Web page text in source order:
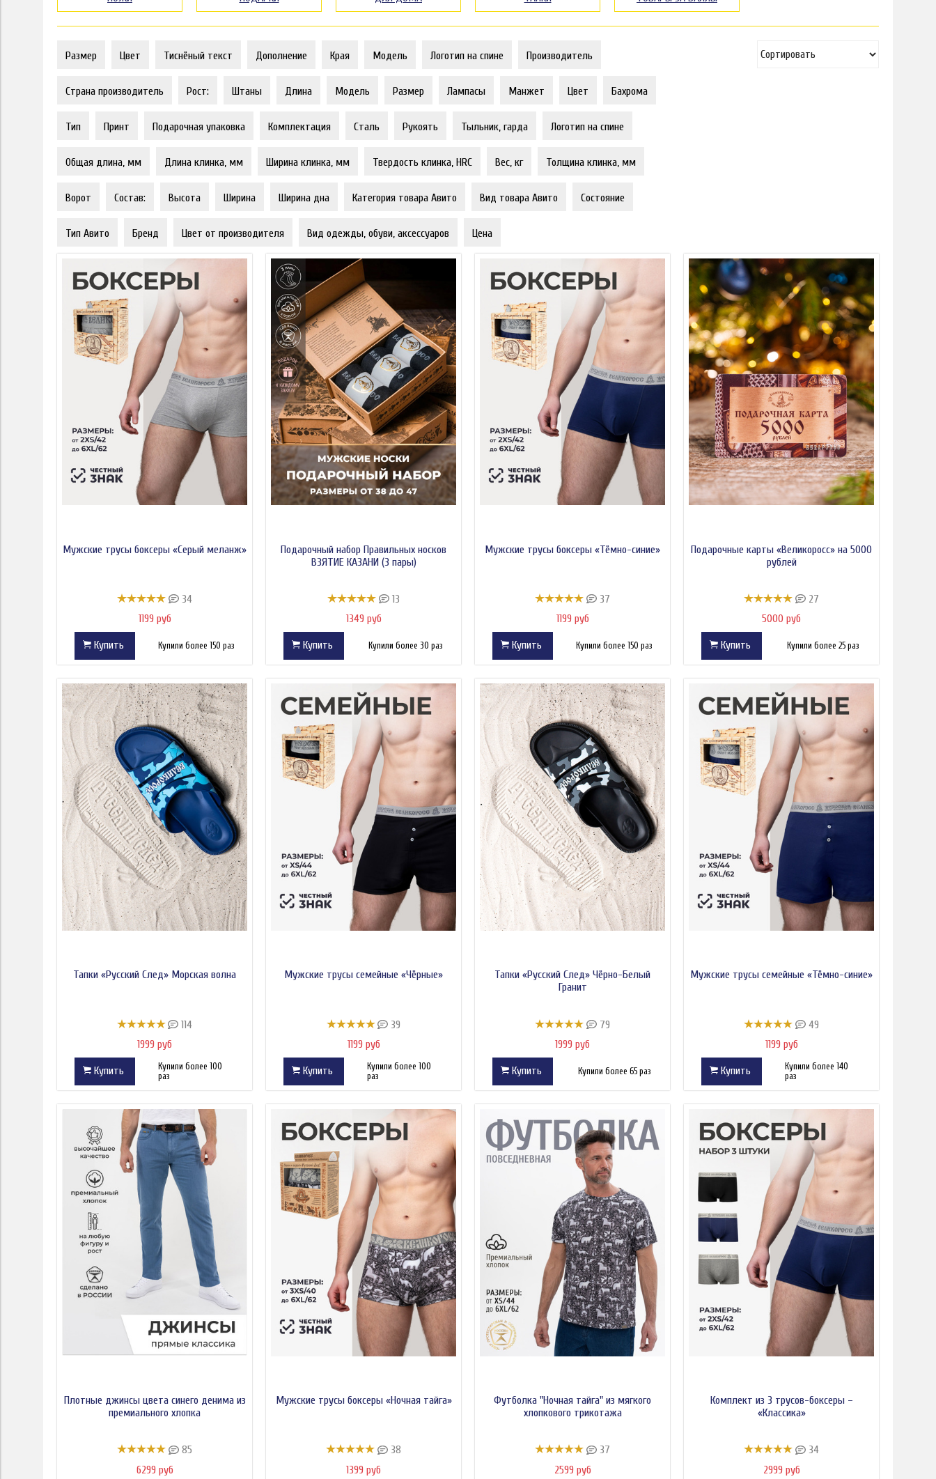
Размер Цвет Тиснёный текст Дополнение Края Модель Логотип на спине Производитель
Страна производитель Рост: Штаны Длина Модель Размер Лампасы Манжет Цвет Бахрома
Тип Принт Подарочная упаковка Комплектация Сталь Рукоять Тыльник, гарда Логотип на спине
Общая длина, мм Длина клинка, мм Ширина клинка, мм Твердость клинка, HRC Вес, кг Толщина клинка, мм
Ворот Состав: Высота Ширина Ширина дна Категория товара Авито Вид товара Авито Состояние
Тип Авито Бренд Цвет от производителя Вид одежды, обуви, аксессуаров Цена
Мужские трусы боксеры «Серый меланж»
34
1199 руб
Купить Купили более 150 раз
Подарочный набор Правильных носков
ВЗЯТИЕ КАЗАНИ (3 пары)
13
1349 руб
Купить Купили более 30 раз
Мужские трусы боксеры «Тёмно-синие»
37
1199 руб
Купить Купили более 150 раз
Подарочные карты «Великоросс» на 5000
рублей
27
5000 руб
Купить Купили более 25 раз
Тапки «Русский След» Морская волна
114
1999 руб
Купить
Купили более 100
раз
Мужские трусы семейные «Чёрные»
39
1199 руб
Купить
Купили более 100
раз
Тапки «Русский След» Чёрно-Белый
Гранит
79
1999 руб
Купить Купили более 65 раз
Мужские трусы семейные «Тёмно-синие»
49
1199 руб
Купить
Купили более 140
раз
Плотные джинсы цвета синего денима из
премиального хлопка
85
6299 руб
Мужские трусы боксеры «Ночная тайга»
38
1399 руб
Футболка "Ночная тайга" из мягкого
хлопкового трикотажа
37
2599 руб
Комплект из 3 трусов-боксеры –
«Классика»
34
2999 руб